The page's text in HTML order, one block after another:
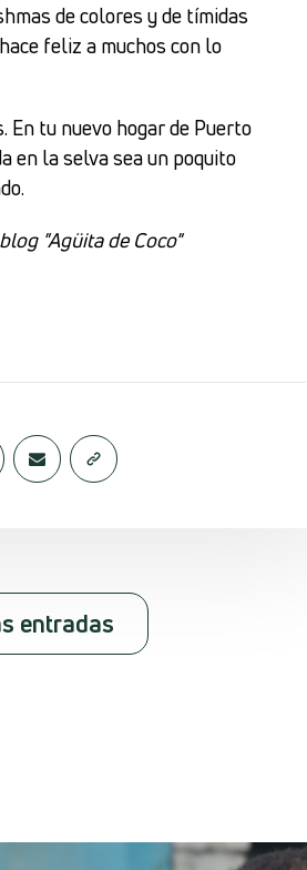
de colores y de tímidas
feliz a muchos con lo
En tu nuevo hogar de Puerto
en la selva sea un poquito
"Agüita de Coco"
entradas